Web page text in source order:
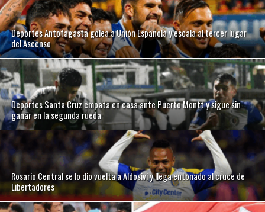
Deportes Antofagasta golea a Unión Española y escala al tercer lugar
del Ascenso
Deportes Santa Cruz empata en casa ante Puerto Montt y sigue sin
ganar en la segunda rueda
Rosario Central se lo dio vuelta a Aldosivi y llega entonado al cruce de
Libertadores